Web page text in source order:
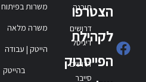
הצטרפו
לקהילת
הפייסבוק
תוכנה
דרושים
דיגיטל
דרושים
סייבר
משרות בפיתוח
משרה מלאה
הייטק | עבודה
בהייטק